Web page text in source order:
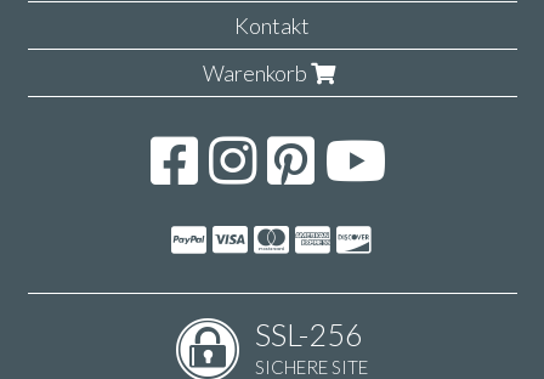
Kontakt
Warenkorb
SSL-256
SICHERE SITE